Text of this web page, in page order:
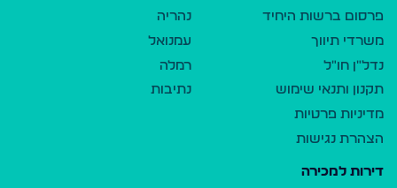
פרסום ברשות היחיד
משרדי תיווך
נדל"ן חו"ל
תקנון ותנאי שימוש
מדיניות פרטיות
הצהרת נגישות
נהריה
עמנואל
רמלה
נתיבות
דירות למכירה